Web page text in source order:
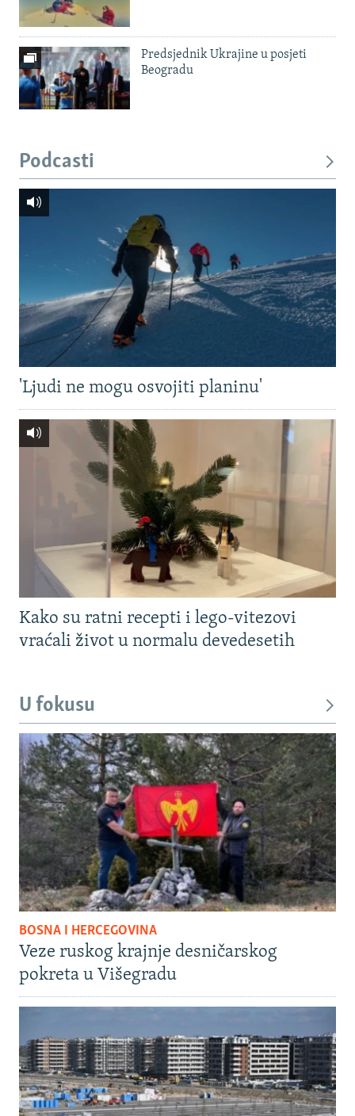
Predsjednik Ukrajine u posjeti
Beogradu
Podcasti
'Ljudi ne mogu osvojiti planinu'
Kako su ratni recepti i lego-vitezovi
vraćali život u normalu devedesetih
U fokusu
BOSNA I HERCEGOVINA
Veze ruskog krajnje desničarskog
pokreta u Višegradu